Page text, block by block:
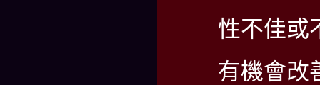
性不佳或
有機會改